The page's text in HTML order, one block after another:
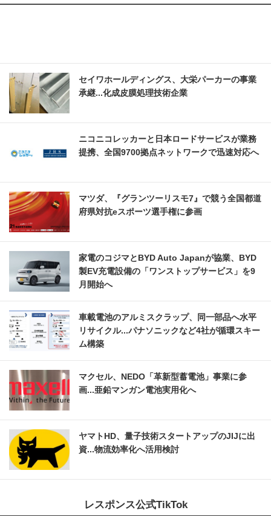
セイワホールディングス、大栄パーカーの事業
承継...化成皮膜処理技術企業
ニコニコレッカーと日本ロードサービスが業務
提携、全国9700拠点ネットワークで迅速対応へ
マツダ、『グランツーリスモ7』で競う全国都道
府県対抗eスポーツ選手権に参画
家電のコジマとBYD Auto Japanが協業、BYD
製EV充電設備の「ワンストップサービス」を9
月開始へ
車載電池のアルミスクラップ、同一部品へ水平
リサイクル...パナソニックなど4社が循環スキー
ム構築
マクセル、NEDO「革新型蓄電池」事業に参
画...亜鉛マンガン電池実用化へ
ヤマトHD、量子技術スタートアップのJIJに出
資...物流効率化へ活用検討
レスポンス公式TikTok